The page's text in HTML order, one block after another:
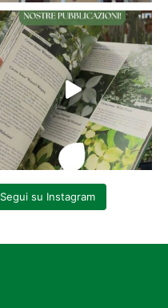
Segui su Instagram